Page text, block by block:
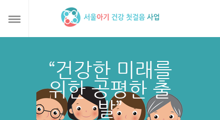
“건강한 미래를
위한 공평한 출
발”